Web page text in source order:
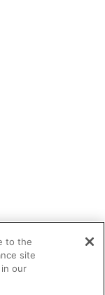
to the
site
our